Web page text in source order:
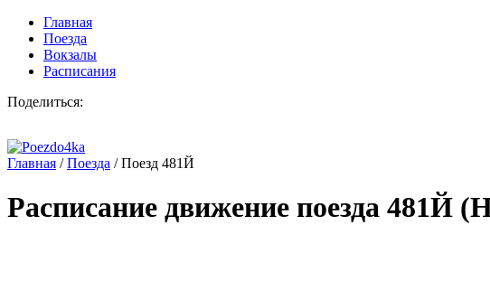
Главная
Поезда
Вокзалы
Расписания
Поделиться:
Главная /Поезда /Поезд 481Й
Расписание движение поезда 481Й